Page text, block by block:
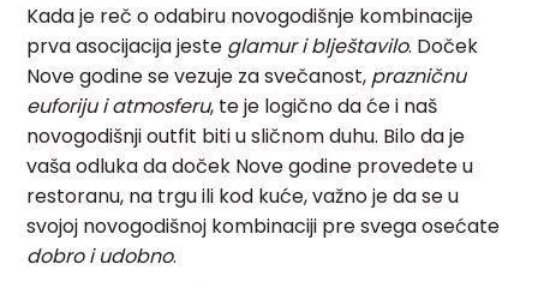
Kada je reč o odabiru novogodišnje kombinacije
prva asocijacija jeste glamur i blještavilo. Doček
Nove godine se vezuje za svečanost, prazničnu
euforiju i atmosferu, te je logično da će i naš
novogodišnji outfit biti u sličnom duhu. Bilo da je
vaša odluka da doček Nove godine provedete u
restoranu, na trgu ili kod kuće, važno je da se u
svojoj novogodišnoj kombinaciji pre svega osećate
dobro i udobno.